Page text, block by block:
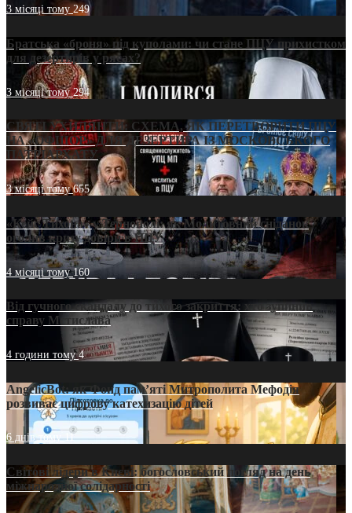
3 місяці тому249
Братська «броня» під куполами: чи стане ПЦУ прихистком
для дезертирів у рясах?
3 місяці тому294
СВЯТІ УХИЛЯНТИ: СХЕМА, ЯК ПЕРЕТВОРИТИ ПЦУ
НА «ОФШОР» ДЛЯ ДЕЗЕРТИРА ІЗ МОСКОВСЬКОГО
ПАТРІАРХАТУ
3 місяці тому655
«Кейс Тихона» у Тернополі: як Молитовний сніданок
оголив кризу довіри в ПЦУ
4 місяці тому160
Від гучного скандалу до тихого закриття: хто зупинив
справу Мстислава
4 години тому4
AngelicBot: як Фонд пам’яті Митрополита Мефодія
розвиває цифрову катехизацію дітей
6 днів тому11
Світові лідери в Києві: богословський погляд на день
міжнародної солідарності